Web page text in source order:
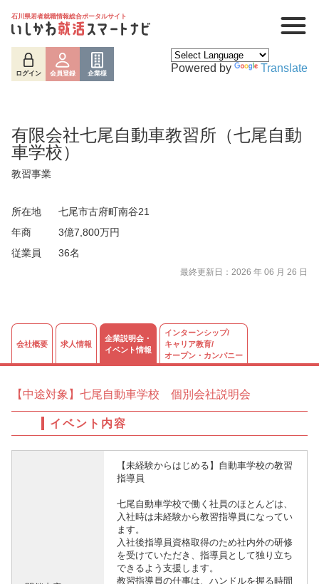
石川県若者就職情報総合ポータルサイト
ログイン 会員登録 企業様 Powered by Translate
会員登録 企業様
有限会社七尾自動車教習所（七尾自動
車学校）
教習事業
所在地
七尾市古府町南谷21
年商
3億7,800万円
従業員
36名
最終更新日：2026 年 06 月 26 日
会社概要 求人情報
企業説明会・
イベント情報
インターンシップ/
キャリア教育/
オープン・カンパニー
【中途対象】七尾自動車学校 個別会社説明会
イベント内容
【未経験からはじめる】自動車学校の教習
指導員
七尾自動車学校で働く社員のほとんどは、
入社時は未経験から教習指導員になってい
ます。
入社後指導員資格取得のため社内外の研修
を受けていただき、指導員として独り立ち
できるよう支援します。
教習指導員の仕事は、ハンドルを握る時間